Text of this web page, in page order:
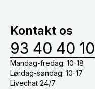
om bordet.
Kontakt os
93 40 40 10
Mandag-fredag: 10-18
Lørdag-søndag: 10-17
Livechat 24/7